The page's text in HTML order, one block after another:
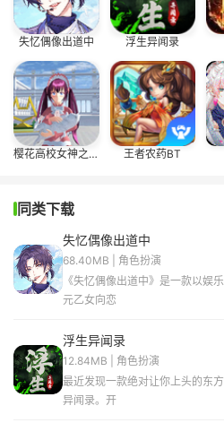
失忆偶像出道中 浮生异闻录
樱花高校女神之战 王者农药BT
同类下载
失忆偶像出道中
68.40MB | 角色扮演
《失忆偶像出道中》是一款以娱
元乙女向恋
浮生异闻录
12.84MB | 角色扮演
最近发现一款绝对让你上头的东
异闻录。开